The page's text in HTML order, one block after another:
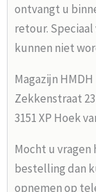
ontvangt u
retour.
kunnen niet
Magazijn HMDH
Zekkenstraat
3151 XP Hoek
Mocht u
bestelling dan
opnemen op